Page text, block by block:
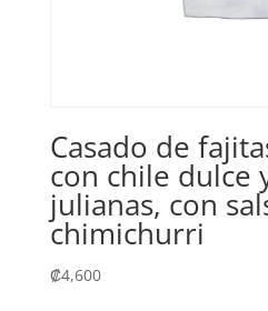
Casado de
con chile dulce
julianas, con
chimichurri
₡4,600